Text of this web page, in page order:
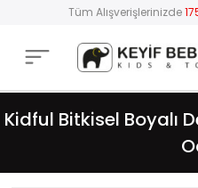
Tüm Alışverişlerinizde
Kidful Bitkisel Boyalı